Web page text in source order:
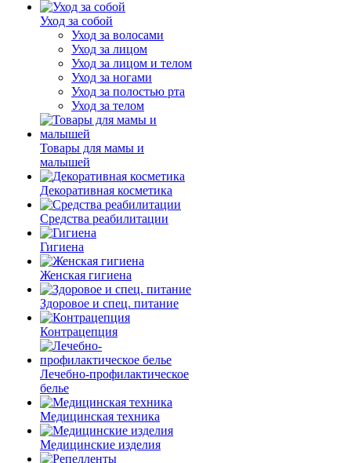
Уход за собой
Уход за волосами
Уход за лицом
Уход за лицом и телом
Уход за ногами
Уход за полостью рта
Уход за телом
Товары для мамы и
малышей
Декоративная косметика
Средства реабилитации
Гигиена
Женская гигиена
Здоровое и спец. питание
Контрацепция
Лечебно-профилактическое
белье
Медицинская техника
Медицинские изделия